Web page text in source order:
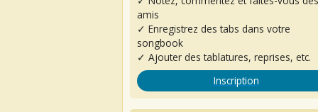
amis
✓ Enregistrez des tabs dans votre
songbook
✓ Ajouter des tablatures, reprises, etc.
Inscription